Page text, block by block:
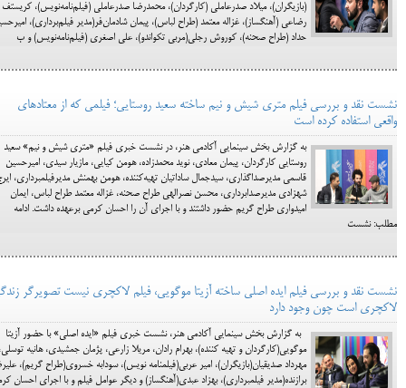
(بازیگران)، میلاد صدرعاملی (کارگردان)، محمدرضا صدرعاملی (فیلم‌نامه‌نویس)، کریستف
رضاعی (آهنگساز)، غزاله معتمد (طراح لباس)، پیمان شادمان‌فر(مدیر فیلم‌برداری)،
حداد (طراح صحنه)، کوروش رجلی(مربی تکواندو)، علی اصغری (فیلم‌نامه‌نویس) و ب
نشست نقد و بررسی فیلم متری شیش و نیم ساخته سعید روستایی؛ فیلمی که از معتادهای
واقعی استفاده کرده است
به گزارش بخش سینمایی آکادمی هنر، در نشست خبری فیلم «متری شیش و نیم» سعید
روستایی کارگردان، پیمان معادی، نوید محمدزاده، هومن کیایی، مازیار سیدی، امیرحسین
قاسمی مدیرصداگذاری، سیدجمال ساداتیان تهیه‌کننده، هومن بهمنش مدیرفیلمبرداری،
شهزادی مدیرصدابرداری، محسن نصرالهی طراح صحنه، غزاله معتمد طراح لباس، ایمان
امیدواری طراح گریم حضور داشتند و با اجرای آن را احسان کرمی برعهده داشت. ادامه
مطلب: نشست
نشست نقد و بررسی فیلم ایده اصلی ساخته آزیتا موگویی، فیلم لاکچری نیست تصویرگر
لاکچری است چون وجود دارد
به گزارش بخش سینمایی آکادمی هنر، نشست خبری فیلم «ایده اصلی» با حضور آزیتا
موگویی(کارگردان و تهیه کننده)، بهرام رادان، مریلا زارعی، پژمان جمشیدی، هانیه
مهرداد صدیقیان(بازیگران)، امیر عربی(فیلمنامه نویس)، سودابه خسروی(طراح گریم)،
برازنده(مدیر فیلمبرداری)، بهزاد عبدی(آهنگساز) و دیگر عوامل فیلم و با اجرای احسان